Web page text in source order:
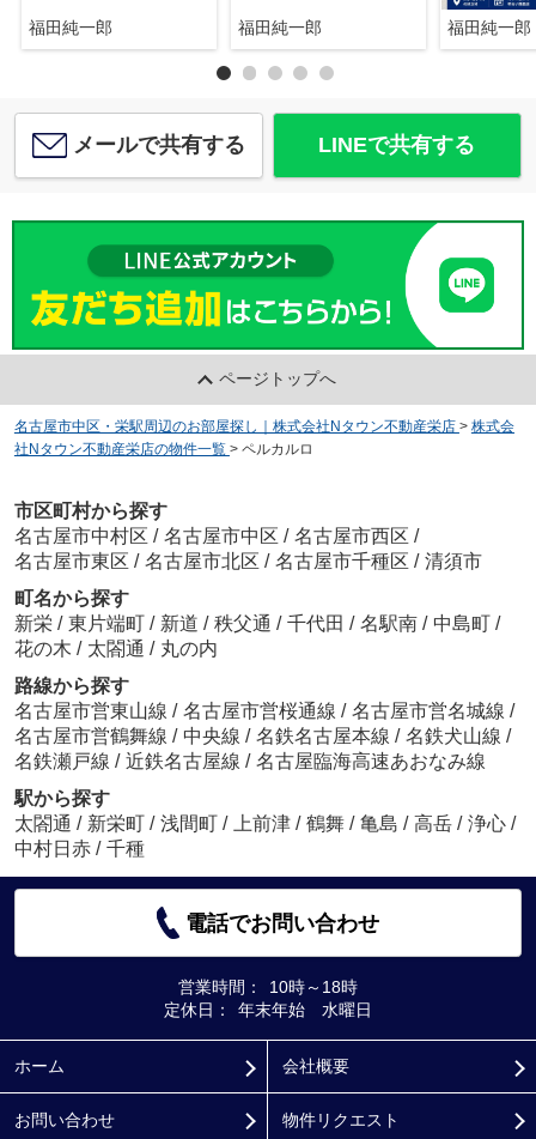
福田純一郎 福田純一郎 福田純一郎
メールで共有する LINEで共有する
ページトップへ
名古屋市中区・栄駅周辺のお部屋探し｜株式会社Nタウン不動産栄店 > 株式会
社Nタウン不動産栄店の物件一覧 > ペルカルロ
市区町村から探す
名古屋市中村区 / 名古屋市中区 / 名古屋市西区 /
名古屋市東区 / 名古屋市北区 / 名古屋市千種区 / 清須市
町名から探す
新栄 / 東片端町 / 新道 / 秩父通 / 千代田 / 名駅南 / 中島町 /
花の木 / 太閤通 / 丸の内
路線から探す
名古屋市営東山線 / 名古屋市営桜通線 / 名古屋市営名城線 /
名古屋市営鶴舞線 / 中央線 / 名鉄名古屋本線 / 名鉄犬山線 /
名鉄瀬戸線 / 近鉄名古屋線 / 名古屋臨海高速あおなみ線
駅から探す
太閤通 / 新栄町 / 浅間町 / 上前津 / 鶴舞 / 亀島 / 高岳 / 浄心 /
中村日赤 / 千種
電話でお問い合わせ
営業時間：
10時～18時
定休日：
年末年始 水曜日
ホーム 会社概要
お問い合わせ 物件リクエスト